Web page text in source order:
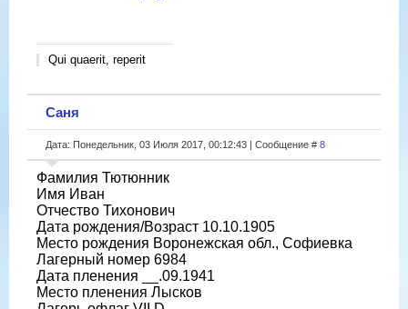
Qui quaerit, reperit
Саня
Дата: Понедельник, 03 Июля 2017, 00:12:43 | Сообщение # 8
Фамилия Тютюнник
Имя Иван
Отчество Тихонович
Дата рождения/Возраст 10.10.1905
Место рождения Воронежская обл., Софиевка
Лагерный номер 6984
Дата пленения __.09.1941
Место пленения Лысков